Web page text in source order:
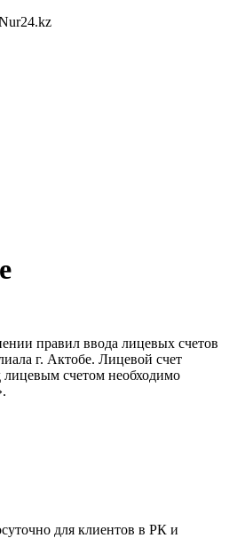
правил ввода лицевых счетов
г. Актобе. Лицевой счет
счетом необходимо
для клиентов в РК и